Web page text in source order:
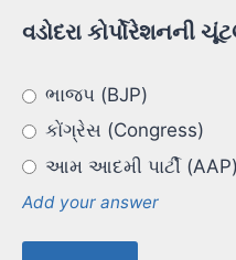
વડોદરા કોર્પોરેશનની
ભાજપ (BJP)
કોંગ્રેસ (Congress)
આમ આદમી પાર્ટી (AAP)
Add your answer